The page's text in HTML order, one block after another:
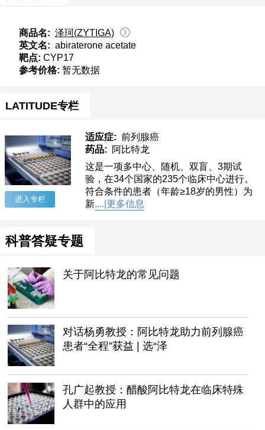
商品名: 泽珂(ZYTIGA)
英文名: abiraterone acetate
靶点: CYP17
参考价格: 暂无数据
LATITUDE专栏
进入专栏
适应症: 前列腺癌
药品:
阿比特龙
这是一项多中心、随机、双盲、3期试
验，在34个国家的235个临床中心进行。
符合条件的患者（年龄≥18岁的男性）为
新,...|更多信息
科普答疑专题
关于阿比特龙的常见问题
对话杨勇教授：阿比特龙助力前列腺癌
患者“全程”获益 | 选“泽
孔广起教授：醋酸阿比特龙在临床特殊
人群中的应用